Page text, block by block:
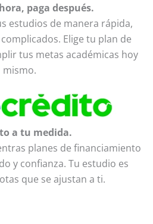
paga después.
estudios de manera rápida,
Elige tu plan de
tus metas académicas hoy
mismo.
a tu medida.
planes de financiamiento
y confianza. Tu estudio es
que se ajustan a ti.